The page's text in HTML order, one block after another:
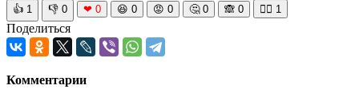
👍 1 👎 0 ❤ 0 😆 0 😡 0 🤔 0 🙈 0 🧘‍♀️ 1
Поделиться
Комментарии